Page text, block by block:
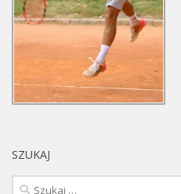
SZUKAJ
Szukaj: